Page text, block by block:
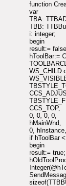
function
var
TBA:
TBB:
i: integer;
begin
result:=
hToolBar:=
WS_CHILD
CCS_TOP,
0, 0, 0, 0,
hMainWnd,
0,
if hToolBar
begin
result:= true;